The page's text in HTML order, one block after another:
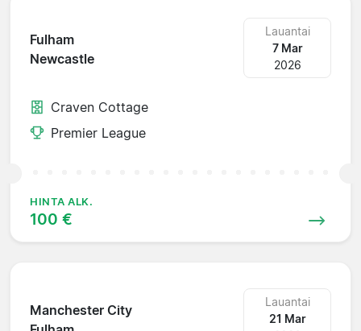
Fulham
Newcastle
Lauantai
7 Mar
2026
Craven Cottage
Premier League
HINTA ALK.
100 €
Manchester City
Lauantai
21 Mar